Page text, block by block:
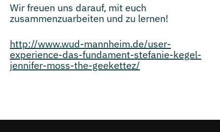
Wir freuen uns darauf, mit euch
zusammenzuarbeiten und zu lernen!
http://www.wud-mannheim.de/user-
experience-das-fundament-stefanie-kegel-
jennifer-moss-the-geekettez/